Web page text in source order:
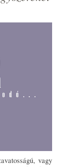
vagy